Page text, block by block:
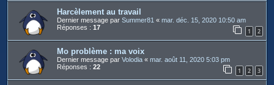
Harcèlement au travail
Dernier message par Summer81 « mar. déc. 15, 2020 10:50 am
Réponses : 17 1 2
Mo problème : ma voix
Dernier message par Volodia « mar. août 11, 2020 5:03 pm
Réponses : 22 1 2 3